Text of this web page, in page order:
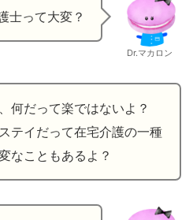
士って大変？
Dr.マカロン
何だって楽ではないよ？
テイだって在宅介護の一種
なこともあるよ？